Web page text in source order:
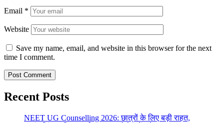
Email *
Website
Save my name, email, and website in this browser for the next
time I comment.
Recent Posts
NEET UG Counselling 2026: छात्रों के लिए बड़ी राहत,